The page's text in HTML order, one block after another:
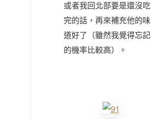
或者我回北部要是還沒吃
完的話，再來補充他的味
道好了（雖然我覺得忘記
的機率比較高）。